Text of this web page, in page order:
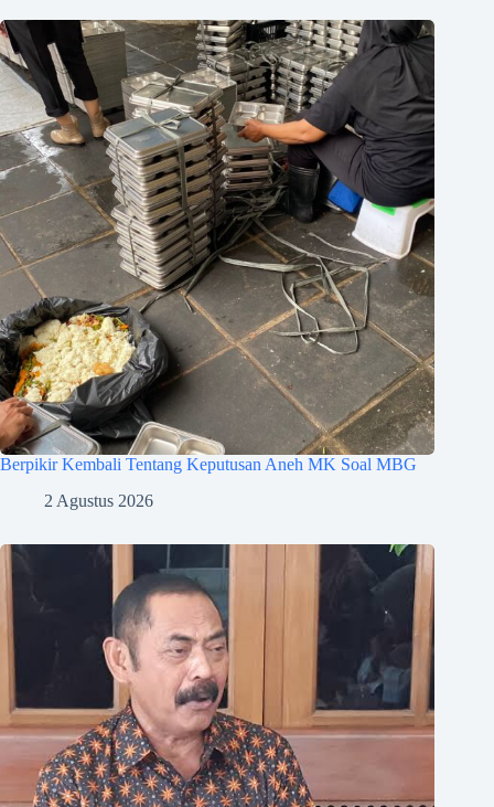
Berpikir Kembali Tentang Keputusan Aneh MK Soal MBG
2 Agustus 2026